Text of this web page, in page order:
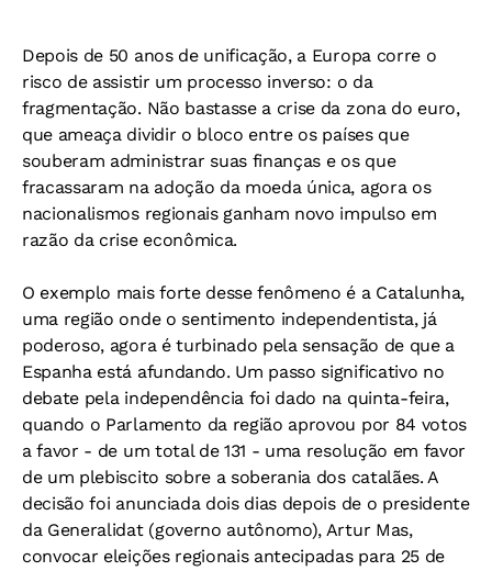
Depois de 50 anos de unificação, a Europa corre o
risco de assistir um processo inverso: o da
fragmentação. Não bastasse a crise da zona do euro,
que ameaça dividir o bloco entre os países que
souberam administrar suas finanças e os que
fracassaram na adoção da moeda única, agora os
nacionalismos regionais ganham novo impulso em
razão da crise econômica.
O exemplo mais forte desse fenômeno é a Catalunha,
uma região onde o sentimento independentista, já
poderoso, agora é turbinado pela sensação de que a
Espanha está afundando. Um passo significativo no
debate pela independência foi dado na quinta-feira,
quando o Parlamento da região aprovou por 84 votos
a favor - de um total de 131 - uma resolução em favor
de um plebiscito sobre a soberania dos catalães. A
decisão foi anunciada dois dias depois de o presidente
da Generalidat (governo autônomo), Artur Mas,
convocar eleições regionais antecipadas para 25 de